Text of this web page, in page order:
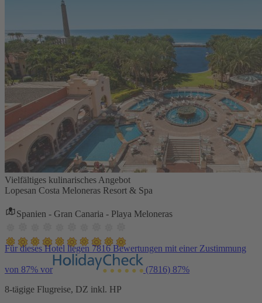
Vielfältiges kulinarisches Angebot
Lopesan Costa Meloneras Resort & Spa
Spanien - Gran Canaria - Playa Meloneras
Für dieses Hotel liegen 7816 Bewertungen mit einer Zustimmung
von 87% vor (7816) 87%
8-tägige Flugreise, DZ inkl. HP